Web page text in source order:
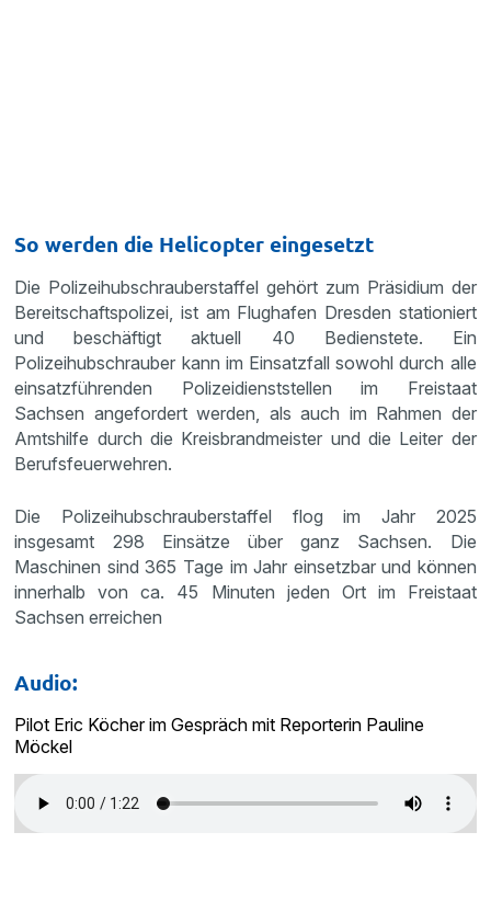
So werden die Helicopter eingesetzt
Die Polizeihubschrauberstaffel gehört zum Präsidium der
Bereitschaftspolizei, ist am Flughafen Dresden stationiert
und beschäftigt aktuell 40 Bedienstete. Ein
Polizeihubschrauber kann im Einsatzfall sowohl durch alle
einsatzführenden Polizeidienststellen im Freistaat
Sachsen angefordert werden, als auch im Rahmen der
Amtshilfe durch die Kreisbrandmeister und die Leiter der
Berufsfeuerwehren.
Die Polizeihubschrauberstaffel flog im Jahr 2025
insgesamt 298 Einsätze über ganz Sachsen. Die
Maschinen sind 365 Tage im Jahr einsetzbar und können
innerhalb von ca. 45 Minuten jeden Ort im Freistaat
Sachsen erreichen
Audio:
Pilot Eric Köcher im Gespräch mit Reporterin Pauline
Möckel